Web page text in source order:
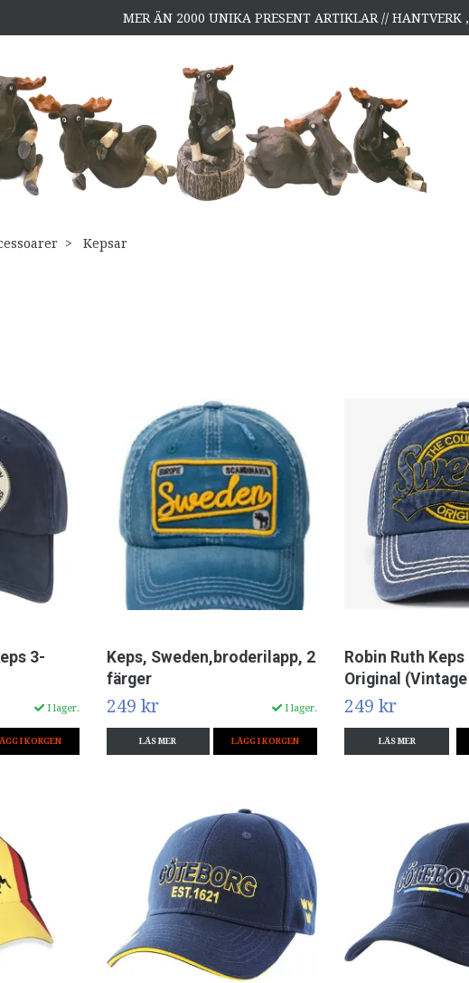
MER ÄN 2000 UNIKA PRESENT ARTIKLAR // HANTVERK
Kepsar
3-
I lager.
I KORGEN
Keps, Sweden,broderilapp, 2
färger
249 kr I lager.
LÄS MER LÄGG I KORGEN
Robin Ruth
Original
249 kr
LÄS MER